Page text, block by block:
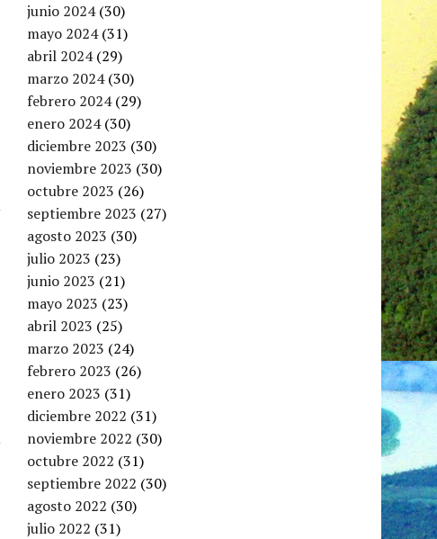
junio 2024(30)
mayo 2024(31)
abril 2024(29)
marzo 2024(30)
febrero 2024(29)
enero 2024(30)
diciembre 2023 (30)
noviembre 2023 (30)
octubre 2023 (26)
septiembre 2023 (27)
agosto 2023 (30)
julio 2023 (23)
junio 2023 (21)
mayo 2023 (23)
abril 2023 (25)
marzo 2023 (24)
febrero 2023 (26)
enero 2023 (31)
diciembre 2022 (31)
noviembre 2022 (30)
octubre 2022 (31)
septiembre 2022 (30)
agosto 2022 (30)
julio 2022 (31)